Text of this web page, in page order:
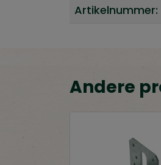
Artikelnummer:
Andere